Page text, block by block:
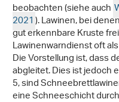
beobachten (siehe auch
2021). Lawinen, bei
gut erkennbare Kruste
Lawinenwarndienst oft
Die Vorstellung ist, dass
abgleitet. Dies ist jedoch
5, sind
eine Schneeschicht